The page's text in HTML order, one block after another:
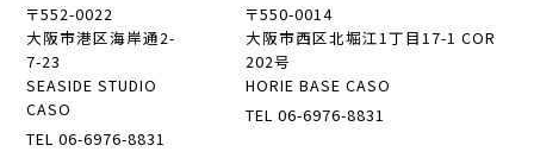
〒552-0022
大阪市港区海岸通2-
7-23
SEASIDE STUDIO
CASO
TEL 06-6976-8831
〒550-0014
大阪市西区北堀江1丁目17-1 COR
202号
HORIE BASE CASO
TEL 06-6976-8831